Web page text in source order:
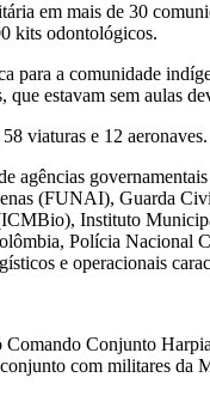
em mais de 30
kits odontológicos.
para a comunidade
estavam sem aulas
viaturas e 12 aeronaves.
agências
(FUNAI), Guarda
Instituto
Polícia Nacional
e operacionais
Conjunto
com militares